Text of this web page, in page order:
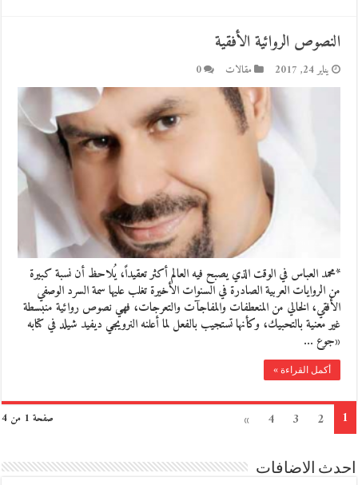
النصوص الروائية الأفقية
يناير 24, 2017 مقالات 0
*محمد العباس في الوقت الذي يصبح فيه العالم أكثر تعقيداً، يُلاحظ أن نسبة كبيرة
من الروايات العربية الصادرة في السنوات الأخيرة تغلب عليها سمة السرد الوصفي
الأفقي، الخالي من المنعطفات والمفاجآت والتعرجات، فهي نصوص روائية منبسطة
غير معنية بالتحبيك، وكأنها تستجيب بالفعل لما أعلنه النرويجي ديفيد شيلد في كتابه
«جوع …
أكمل القراءة »
صفحة 1 من 4 1
2
3
4
»
احدث الاضافات